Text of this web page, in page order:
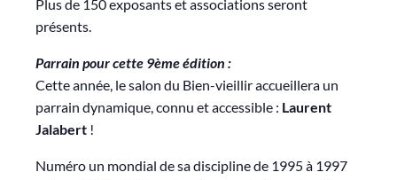
Plus de 150 exposants et associations seront
présents.
Parrain pour cette 9ème édition :
Cette année, le salon du Bien-vieillir accueillera un
parrain dynamique, connu et accessible : Laurent
Jalabert !
Numéro un mondial de sa discipline de 1995 à 1997